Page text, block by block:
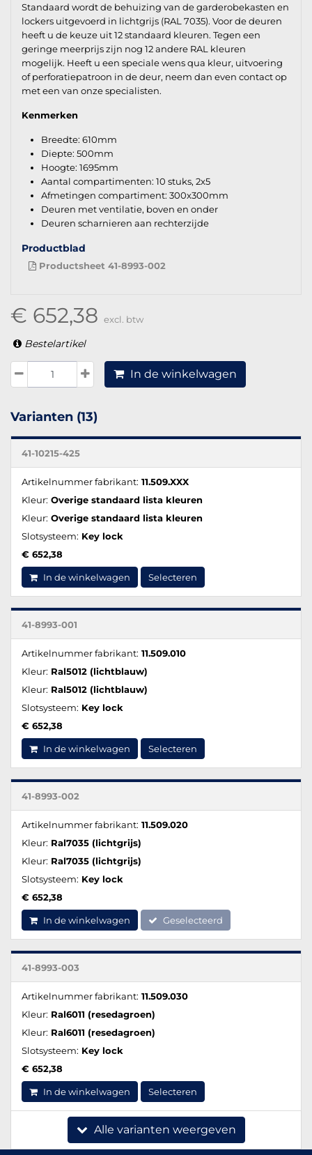
Standaard wordt de behuizing van de garderobekasten en
lockers uitgevoerd in lichtgrijs (RAL 7035). Voor de deuren
heeft u de keuze uit 12 standaard kleuren. Tegen een
geringe meerprijs zijn nog 12 andere RAL kleuren
mogelijk. Heeft u een speciale wens qua kleur, uitvoering
of perforatiepatroon in de deur, neem dan even contact op
met een van onze specialisten.
Kenmerken
Breedte: 610mm
Diepte: 500mm
Hoogte: 1695mm
Aantal compartimenten: 10 stuks, 2x5
Afmetingen compartiment: 300x300mm
Deuren met ventilatie, boven en onder
Deuren scharnieren aan rechterzijde
Productblad
Productsheet 41-8993-002
€ 652,38 excl. btw
Bestelartikel
In de winkelwagen
Varianten (13)
41-10215-425
Artikelnummer fabrikant: 11.509.XXX
Kleur: Overige standaard lista kleuren
Kleur: Overige standaard lista kleuren
Slotsysteem: Key lock
€ 652,38
In de winkelwagen Selecteren
41-8993-001
Artikelnummer fabrikant: 11.509.010
Kleur: Ral5012 (lichtblauw)
Kleur: Ral5012 (lichtblauw)
Slotsysteem: Key lock
€ 652,38
In de winkelwagen Selecteren
41-8993-002
Artikelnummer fabrikant: 11.509.020
Kleur: Ral7035 (lichtgrijs)
Kleur: Ral7035 (lichtgrijs)
Slotsysteem: Key lock
€ 652,38
In de winkelwagen Geselecteerd
41-8993-003
Artikelnummer fabrikant: 11.509.030
Kleur: Ral6011 (resedagroen)
Kleur: Ral6011 (resedagroen)
Slotsysteem: Key lock
€ 652,38
In de winkelwagen Selecteren
Alle varianten weergeven